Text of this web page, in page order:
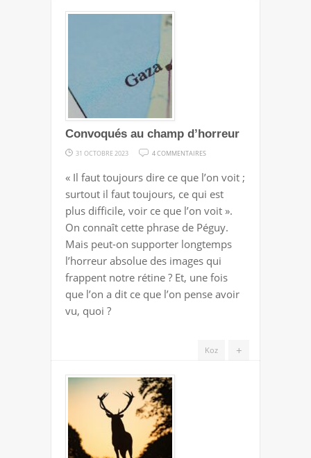
Convoqués au champ d’horreur
31 OCTOBRE 2023 4 COMMENTAIRES
AU
CHAMP
D’HORREUR
« Il faut toujours dire ce que l’on voit ;
surtout il faut toujours, ce qui est
plus difficile, voir ce que l’on voit ».
On connaît cette phrase de Péguy.
Mais peut-on supporter longtemps
l’horreur absolue des images qui
frappent notre rétine ? Et, une fois
que l’on a dit ce que l’on pense avoir
vu, quoi ?
+
Koz